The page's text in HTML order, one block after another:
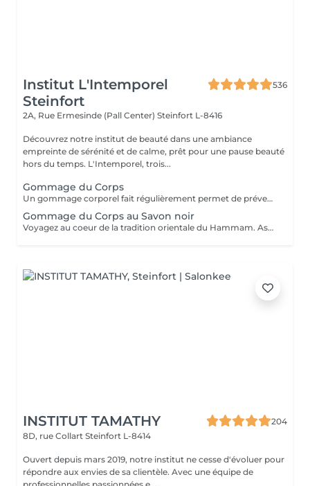
Institut L'Intemporel
Steinfort
536
2A, Rue Ermesinde (Pall Center) Steinfort L-8416
Découvrez notre institut de beauté dans une ambiance
empreinte de sérénité et de calme, prêt pour une pause beauté
hors du temps. L'Intemporel, trois...
Gommage du Corps
Un gommage corporel fait régulièrement permet de prévenir les désagréments liés à une peau sèche, permet un lissage et une meilleure pénétration de vos soins corps quotidiens. Il élimine les cellules mortes et les impuretés présentes à la surface de la peau et stimule ainsi le renouvellement cellulaire naturel. Mieux oxygéné et résistant, l'épiderme est magnifié et plus lumineux.
Gommage du Corps au Savon noir
Voyagez au coeur de la tradition orientale du Hammam. Associée à l'action exfoliante du gant de Kassa cette recette ancestrale permet de purifier la peau en profondeur pour la laisser douce, satinée et délicatement parfumée. Gant de Kassa offert.
INSTITUT TAMATHY
204
8D, rue Collart Steinfort L-8414
Ouvert depuis mars 2019, notre institut ne cesse d'évoluer pour
répondre aux envies de sa clientèle. Avec une équipe de